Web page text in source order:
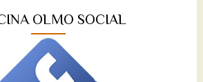
OLMO SOCIAL